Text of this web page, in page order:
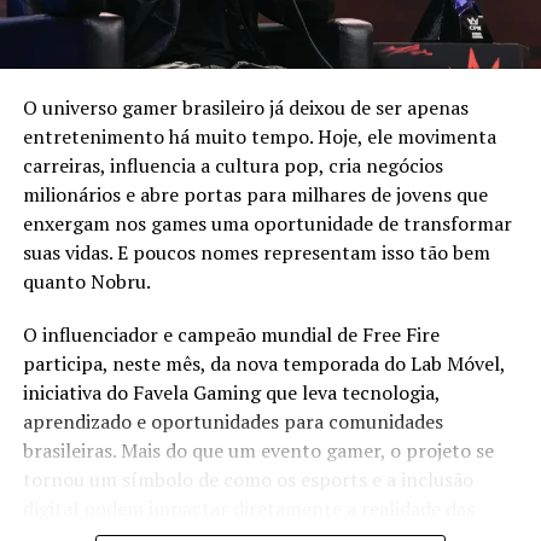
Relacionado
BGS 2023 trará Equinox LATAM Game Awards,
importante premiação latino-americana de Games
Dia mundial do Gamer: Onda de Naming Rights chega
aos eSports
mostra justamente isso. Seja através do Game Pass, do
programa ID@Xbox ou de eventos como a gamescom
antes dominados quase exclusivamente por produções
norte-americanas, europeias e japonesas.
E o mais interessante é perceber como os projetos
nacionais estão cada vez mais diversos. Hoje, o Brasil não
produz apenas jogos mobile ou experiências menores.
Os estúdios locais vêm apostando em:
RPGs ambiciosos
jogos de ação
experiências narrativas
títulos estratégicos
O universo gamer brasileiro já deixou de ser apenas
entretenimento há muito tempo. Hoje, ele movimenta
carreiras, influencia a cultura pop, cria negócios
milionários e abre portas para milhares de jovens que
enxergam nos games uma oportunidade de transformar
suas vidas. E poucos nomes representam isso tão bem
quanto Nobru.
O influenciador e campeão mundial de Free Fire
participa, neste mês, da nova temporada do Lab Móvel,
iniciativa do Favela Gaming que leva tecnologia,
aprendizado e oportunidades para comunidades
brasileiras. Mais do que um evento gamer, o projeto se
tornou um símbolo de como os esports e a inclusão